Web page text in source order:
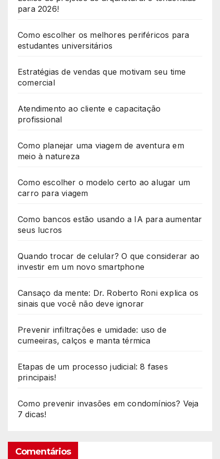
para 2026!
Como escolher os melhores periféricos para
estudantes universitários
Estratégias de vendas que motivam seu time
comercial
Atendimento ao cliente e capacitação
profissional
Como planejar uma viagem de aventura em
meio à natureza
Como escolher o modelo certo ao alugar um
carro para viagem
Como bancos estão usando a IA para aumentar
seus lucros
Quando trocar de celular? O que considerar ao
investir em um novo smartphone
Cansaço da mente: Dr. Roberto Roni explica os
sinais que você não deve ignorar
Prevenir infiltrações e umidade: uso de
cumeeiras, calços e manta térmica
Etapas de um processo judicial: 8 fases
principais!
Como prevenir invasões em condomínios? Veja
7 dicas!
Comentários